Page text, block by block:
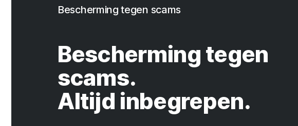
Bescherming tegen scams
Bescherming tegen
scams.
Altijd inbegrepen.